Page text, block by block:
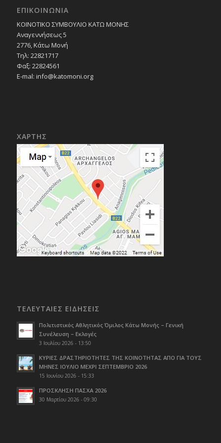
ΕΠΙΚΟΙΝΩΝΙΑ
ΚΟΙΝΟΤΙΚΟ ΣΥΜΒΟΥΛΙΟ ΚΑΤΩ ΜΟΝΗΣ
Αναγεννήσεως 5
2776, Κάτω Μονή
Τηλ: 22821717
Φαξ: 22824561
E-mal: info@katomoni.org
ΧΑΡΤΗΣ
ΤΕΛΕΥΤΑΙΕΣ ΕΙΔΗΣΕΙΣ
Πολιτιστικός Αθλητικός Όμιλος Κάτω Μονής – Γενική
Συνέλευση – Εκλογές
3 Ιουλίου 2026 - 13:50
ΚΥΡΙΕΣ ΔΡΑΣΤΗΡΙΟΤΗΤΕΣ ΤΗΣ ΚΟΙΝΟΤΗΤΑΣ ΑΠΟ ΓΙΑ ΤΟΥΣ
ΜΗΝΕΣ ΙΟΥΛΙΟ ΜΕΧΡΙ ΣΕΠΤΕΜΒΡΙΟ 2026
15 Ιουνίου 2026 - 15:33
ΠΡΟΣΚΛΗΣΗ ΠΑΣΧΑ 2026
30 Μαρτίου 2026 - 09:30